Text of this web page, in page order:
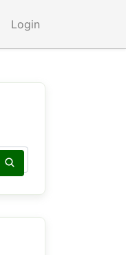
Login